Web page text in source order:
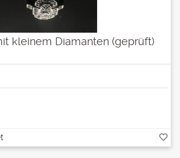
kleinem Diamanten (geprüft)